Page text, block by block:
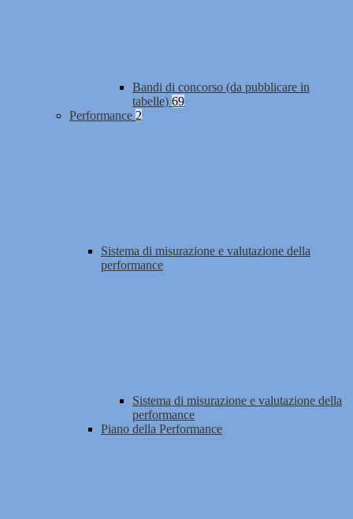
Bandi di concorso (da pubblicare in
tabelle) 69
Performance 2
Sistema di misurazione e valutazione della
performance
Sistema di misurazione e valutazione della
performance
Piano della Performance